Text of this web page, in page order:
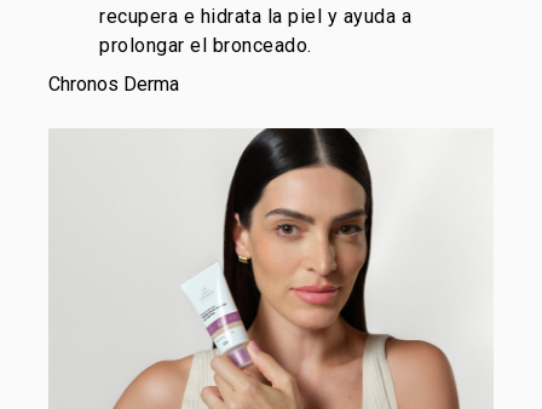
recupera e hidrata la piel y ayuda a
prolongar el bronceado.
Chronos Derma